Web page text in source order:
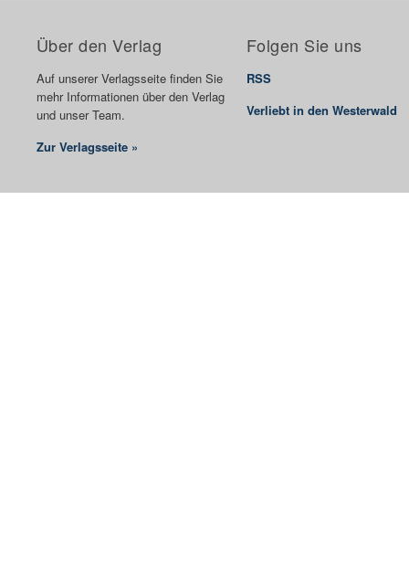
Über den Verlag
Auf unserer Verlagsseite finden Sie
mehr Informationen über den Verlag
und unser Team.
Zur Verlagsseite »
Folgen Sie uns
RSS
Verliebt in den Westerwald